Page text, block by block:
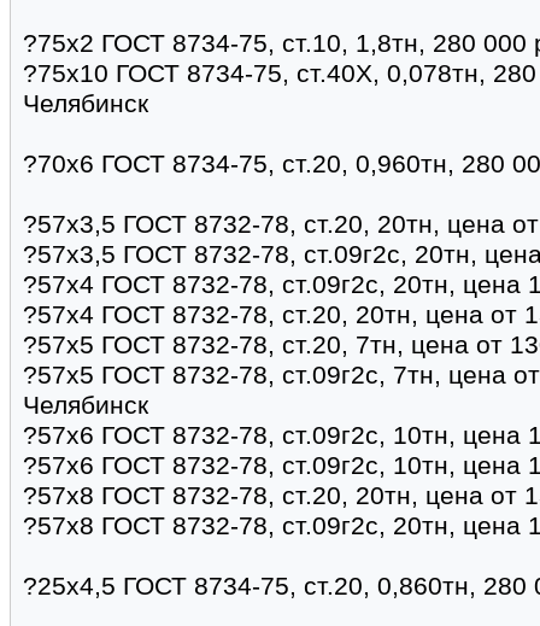
?75х2 ГОСТ 8734-75, ст.10, 1,8тн, 280
?75х10 ГОСТ 8734-75, ст.40Х, 0,078тн,
Челябинск
?70х6 ГОСТ 8734-75, ст.20, 0,960тн, 280
?57х3,5 ГОСТ 8732-78, ст.20, 20тн, цена
?57х3,5 ГОСТ 8732-78, ст.09г2с, 20тн,
?57х4 ГОСТ 8732-78, ст.09г2с, 20тн, цена
?57х4 ГОСТ 8732-78, ст.20, 20тн, цена от
?57х5 ГОСТ 8732-78, ст.20, 7тн, цена от
?57х5 ГОСТ 8732-78, ст.09г2с, 7тн, цена
Челябинск
?57х6 ГОСТ 8732-78, ст.09г2с, 10тн, цена
?57х6 ГОСТ 8732-78, ст.09г2с, 10тн, цена
?57х8 ГОСТ 8732-78, ст.20, 20тн, цена от
?57х8 ГОСТ 8732-78, ст.09г2с, 20тн, цена
?25х4,5 ГОСТ 8734-75, ст.20, 0,860тн,